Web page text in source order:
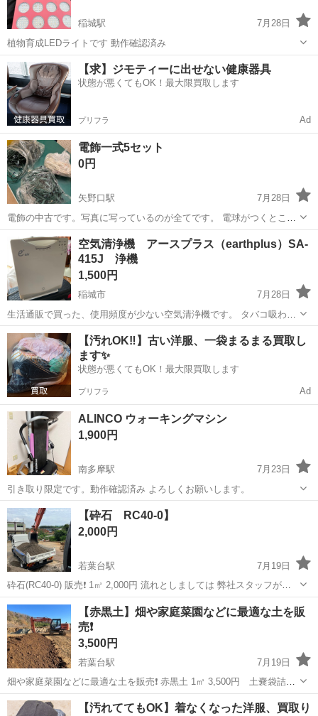
稲城駅
7月28日
植物育成LEDライトです 動作確認済み
東京 稲城市 稲城駅 植物
【求】ジモティーに出せない健康器具
状態が悪くてもOK！最大限買取します
プリフラ Ad
電飾一式5セット
0円
矢野口駅
7月28日
電飾の中古です。写真に写っているのが全てです。 電球がつくところ
とつかないところがあります。 シャンク品としてご理解の上、よろし
くお願いします。
東京 稲城市 矢野口駅 電飾
空気清浄機 アースプラス（earthplus）SA-
415J 浄機
1,500円
稲城市
7月28日
生活通販で買った、使用頻度が少ない空気清浄機です。 タバコ吸わ
ず、ペットいません。
東京 稲城市 その他
【汚れOK‼️】古い洋服、一袋まるまる買取し
ます✨
状態が悪くてもOK！最大限買取します
プリフラ Ad
ALINCO ウォーキングマシン
1,900円
南多摩駅
7月23日
引き取り限定です。動作確認済み よろしくお願いします。
東京 稲城市 南多摩駅 その他
【砕石 RC40-0】
2,000円
若葉台駅
7月19日
砕石(RC40-0) 販売❗️ 1㎥ 2,000円 流れとしましては 弊社スタッフが重
機にてお客様のダンプに積み込みいたします⭐️ また近場でしたら配送
も承っておりますので 3t・4t・10tダンプにてお客様のご指定の場...
東京 稲城市 若葉台駅 その他 砕石
【赤黒土】畑や家庭菜園などに最適な土を販
売❗️
3,500円
若葉台駅
7月19日
畑や家庭菜園などに最適な土を販売❗️ 赤黒土 1㎥ 3,500円 土嚢袋詰め
放題200円 他、赤土・赤黒土・黒土・ 赤黒土に弊社オリジナルの有機
堆肥もりっこをブレンドした 地球と植物にやさしいブレンド土がござ
東京 稲城市 若葉台駅 その他 黒土
【汚れててもOK】着なくなった洋服、買取り